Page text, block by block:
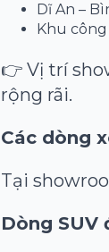
Dĩ An –
Khu
👉 Vị trí
rộng rãi.
Các dòng
Tại
Dòng SUV